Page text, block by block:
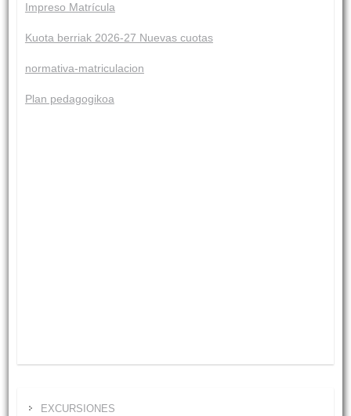
Impreso Matrícula
Kuota berriak 2026-27 Nuevas cuotas
normativa-matriculacion
Plan pedagogikoa
EXCURSIONES